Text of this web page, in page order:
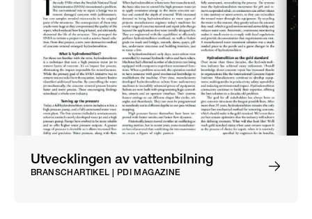
Utvecklingen av vattenbilning
BRANSCHARTIKEL | PDI MAGAZINE